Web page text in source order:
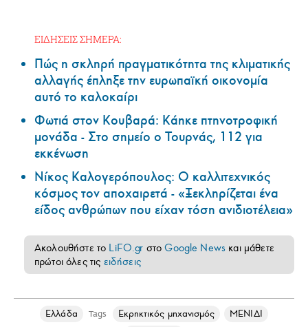
ΕΙΔΗΣΕΙΣ ΣΗΜΕΡΑ:
Πώς η σκληρή πραγματικότητα της κλιματικής
αλλαγής έπληξε την ευρωπαϊκή οικονομία
αυτό το καλοκαίρι
Φωτιά στον Κουβαρά: Κάηκε πτηνοτροφική
μονάδα - Στο σημείο ο Τουρνάς, 112 για
εκκένωση
Νίκος Καλογερόπουλος: Ο καλλιτεχνικός
κόσμος τον αποχαιρετά - «Ξεκληρίζεται ένα
είδος ανθρώπων που είχαν τόση ανιδιοτέλεια»
Ακολουθήστε το LiFO.gr στοGoogle News και μάθετε
πρώτοι όλες τις ειδήσεις
Ελλάδα Tags Εκρηκτικός μηχανισμός
ΜΕΝΙΔΙ